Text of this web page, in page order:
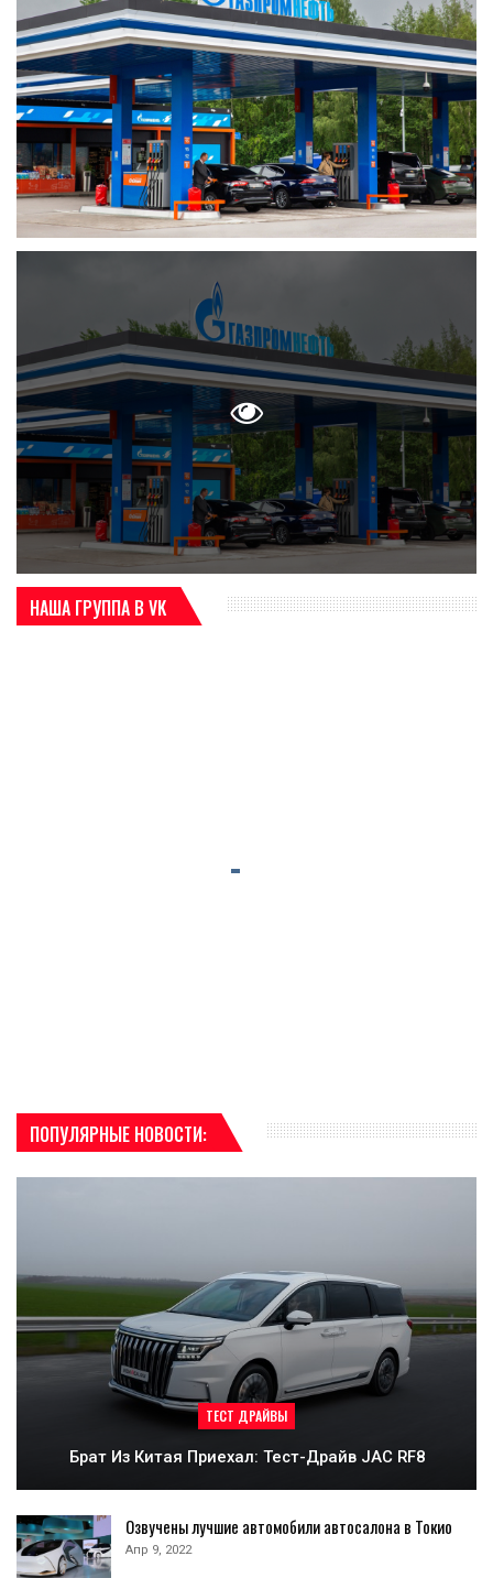
НАША ГРУППА В VK
ПОПУЛЯРНЫЕ НОВОСТИ:
ТЕСТ ДРАЙВЫ
Брат Из Китая Приехал: Тест-Драйв JAC RF8
Озвучены лучшие автомобили автосалона в Токио
Апр 9, 2022